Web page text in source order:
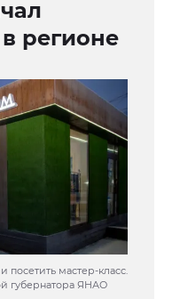
регионе
посетить мастер-класс.
губернатора ЯНАО